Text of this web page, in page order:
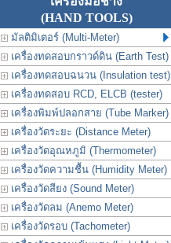
(HAND TOOLS)
มัลติมิเตอร์ (Multi-Meter)
เครื่องทดสอบกราวด์ดิน (Earth Test)
เครื่องทดสอบฉนวน (Insulation test)
เครื่องทดสอบ RCD, ELCB (tester)
เครื่องพิมพ์ปลอกสาย (Tube Marker)
เครื่องวัดระยะ (Distance Meter)
เครื่องวัดอุณหภูมิ (Thermometer)
เครื่องวัดความชื้น (Humidity Meter)
เครื่องวัดสียง (Sound Meter)
เครื่องวัดลม (Anemo Meter)
เครื่องวัดรอบ (Tachometer)